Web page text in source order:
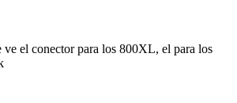
ve el conector para los 800XL, el para los